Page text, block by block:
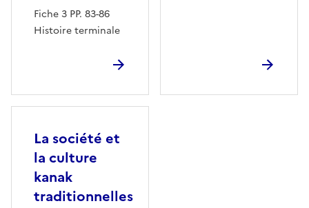
Fiche 3 PP. 83-86
Histoire terminale
La société et
la culture
kanak
traditionnelles